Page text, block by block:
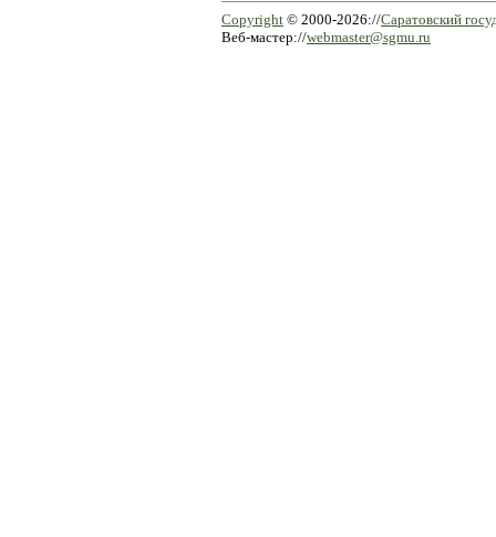
Copyright © 2000-2026://Саратовский
Веб-мастер://webmaster@sgmu.ru